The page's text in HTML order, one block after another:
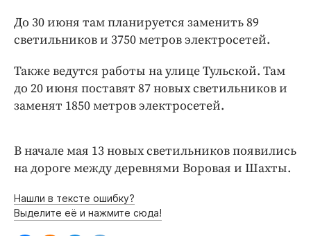
Работодатель года
До 30 июня там планируется заменить 89
светильников и 3750 метров электросетей.
Также ведутся работы на улице Тульской. Там
до 20 июня поставят 87 новых светильников и
заменят 1850 метров электросетей.
В начале мая 13 новых светильников появились
на дороге между деревнями Воровая и Шахты.
Нашли в тексте ошибку?
Выделите её и нажмите сюда!